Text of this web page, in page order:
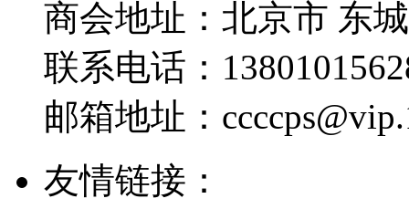
商会地址： 北京市 东
联系电话：
邮箱地址：
友情链接：